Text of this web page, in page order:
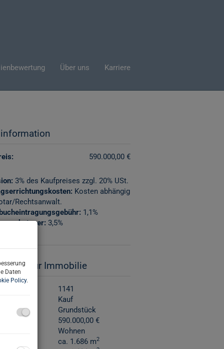
Über uns Karriere
590.000,00 €
3% des Kaufpreises zzgl. 20% USt.
Kosten abhängig
Rechtsanwalt.
1,1%
3,5%
zur Immobilie
1141
Kauf
Grundstück
590.000,00 €
Wohnen
ca. 1.686 m2
Daten
Policy.